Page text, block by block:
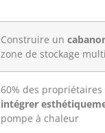
Construire un
zone de stockage
60% des
intégrer
pompe à chaleur